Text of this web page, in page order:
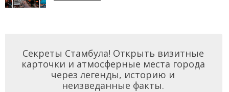
Секреты Стамбула! Открыть визитные
карточки и атмосферные места города
через легенды, историю и
неизведанные факты.